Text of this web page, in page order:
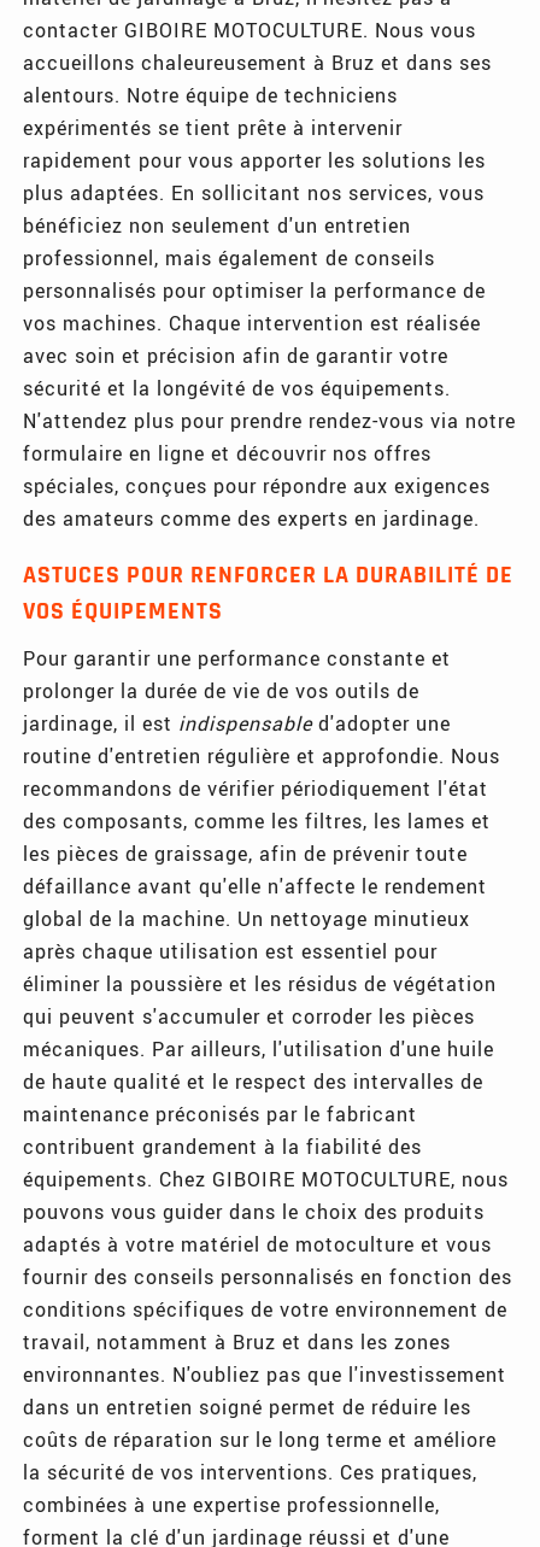
contacter GIBOIRE MOTOCULTURE. Nous vous
accueillons chaleureusement à Bruz et dans ses
alentours. Notre équipe de techniciens
expérimentés se tient prête à intervenir
rapidement pour vous apporter les solutions les
plus adaptées. En sollicitant nos services, vous
bénéficiez non seulement d'un entretien
professionnel, mais également de conseils
personnalisés pour optimiser la performance de
vos machines. Chaque intervention est réalisée
avec soin et précision afin de garantir votre
sécurité et la longévité de vos équipements.
N'attendez plus pour prendre rendez-vous via notre
formulaire en ligne et découvrir nos offres
spéciales, conçues pour répondre aux exigences
des amateurs comme des experts en jardinage.
ASTUCES POUR RENFORCER LA DURABILITÉ DE
VOS ÉQUIPEMENTS
Pour garantir une performance constante et
prolonger la durée de vie de vos outils de
jardinage, il est indispensabled'adopter une
routine d'entretien régulière et approfondie. Nous
recommandons de vérifier périodiquement l'état
des composants, comme les filtres, les lames et
les pièces de graissage, afin de prévenir toute
défaillance avant qu'elle n'affecte le rendement
global de la machine. Un nettoyage minutieux
après chaque utilisation est essentiel pour
éliminer la poussière et les résidus de végétation
qui peuvent s'accumuler et corroder les pièces
mécaniques. Par ailleurs, l'utilisation d'une huile
de haute qualité et le respect des intervalles de
maintenance préconisés par le fabricant
contribuent grandement à la fiabilité des
équipements. Chez GIBOIRE MOTOCULTURE, nous
pouvons vous guider dans le choix des produits
adaptés à votre matériel de motoculture et vous
fournir des conseils personnalisés en fonction des
conditions spécifiques de votre environnement de
travail, notamment à Bruz et dans les zones
environnantes. N'oubliez pas que l'investissement
dans un entretien soigné permet de réduire les
coûts de réparation sur le long terme et améliore
la sécurité de vos interventions. Ces pratiques,
combinées à une expertise professionnelle,
forment la clé d'un jardinage réussi et d'une